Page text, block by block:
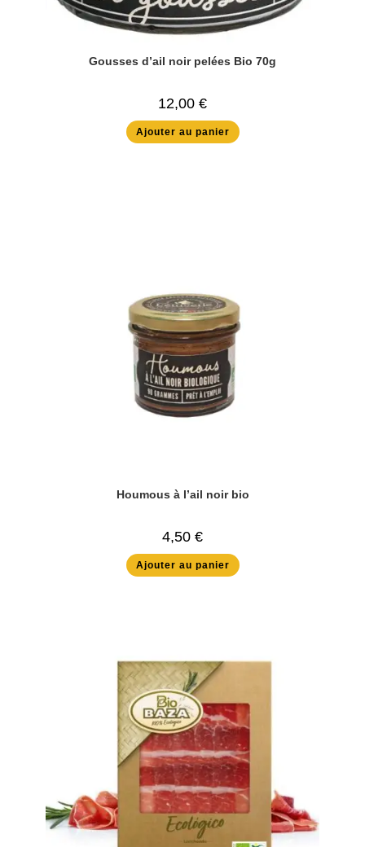
Gousses d’ail noir pelées Bio 70g
12,00 €
Ajouter au panier
Houmous à l’ail noir bio
4,50 €
Ajouter au panier